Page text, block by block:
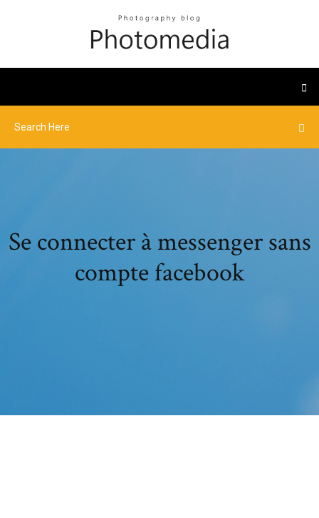
Se connecter à messenger sans
compte facebook